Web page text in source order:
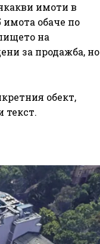
имоти в
имота обаче по
на
за продажба, но
обект,
текст.